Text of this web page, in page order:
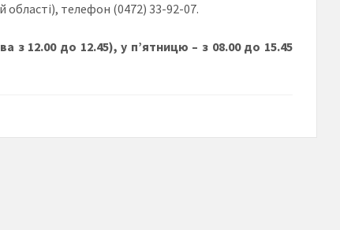
області), телефон (0472) 33-92-07.
з 12.00 до 12.45), у п’ятницю – з 08.00 до 15.45